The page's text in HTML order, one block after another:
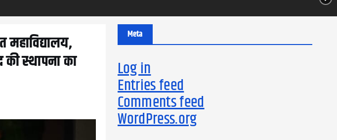
स्थापना का
Meta
Log in
Entries feed
Comments feed
WordPress.org